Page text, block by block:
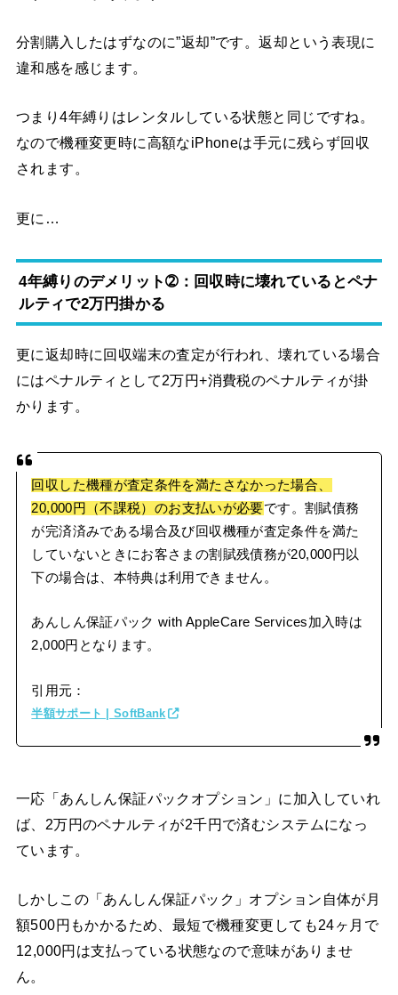
分割購入したはずなのに”返却”です。返却という表現に
違和感を感じます。
つまり4年縛りはレンタルしている状態と同じですね。
なので機種変更時に高額なiPhoneは手元に残らず回収
されます。
更に…
4年縛りのデメリット➁：回収時に壊れているとペナ
ルティで2万円掛かる
更に返却時に回収端末の査定が行われ、壊れている場合
にはペナルティとして2万円+消費税のペナルティが掛
かります。
回収した機種が査定条件を満たさなかった場合、
20,000円（不課税）のお支払いが必要です。割賦債務
が完済済みである場合及び回収機種が査定条件を満た
していないときにお客さまの割賦残債務が20,000円以
下の場合は、本特典は利用できません。
あんしん保証パック with AppleCare Services加入時は
2,000円となります。
引用元：
半額サポート | SoftBank
一応「あんしん保証パックオプション」に加入していれ
ば、2万円のペナルティが2千円で済むシステムになっ
ています。
しかしこの「あんしん保証パック」オプション自体が月
額500円もかかるため、最短で機種変更しても24ヶ月で
12,000円は支払っている状態なので意味がありませ
ん。